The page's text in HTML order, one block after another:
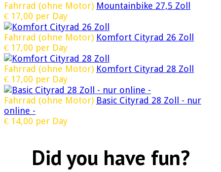
Fahrrad (ohne Motor) Mountainbike 27,5 Zoll
€ 17,00 per Day
Fahrrad (ohne Motor) Komfort Cityrad 26 Zoll
€ 17,00 per Day
Fahrrad (ohne Motor) Komfort Cityrad 28 Zoll
€ 17,00 per Day
Fahrrad (ohne Motor) Basic Cityrad 28 Zoll - nur
online -
€ 14,00 per Day
Did you have fun?